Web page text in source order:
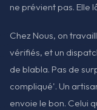
ne prévient pas. Elle
Chez Nous, on
vérifiés, et un
de blabla. Pas de
compliqué'. Un
envoie le bon. Celui